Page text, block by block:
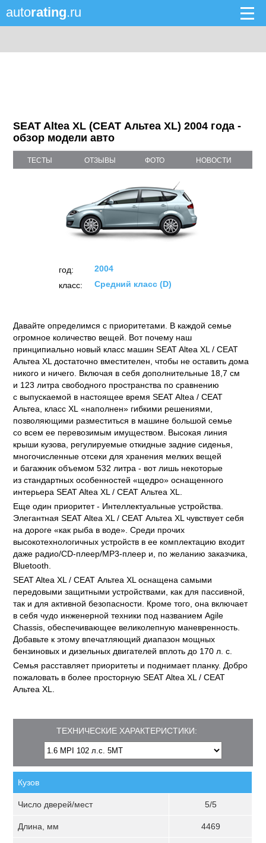
autorating.ru
SEAT Altea XL (СЕАТ Альтеа XL) 2004 года -
обзор модели авто
ТЕСТЫ ОТЗЫВЫ ФОТО НОВОСТИ
год:
2004
класс:
Средний класс (D)
Давайте определимся с приоритетами. В каждой семье
огромное количество вещей. Вот почему наш
принципиально новый класс машин SEAT Altea XL / СЕАТ
Альтеа XL достаточно вместителен, чтобы не оставить дома
никого и ничего. Включая в себя дополнительные 18,7 см
и 123 литра свободного пространства по сравнению
с выпускаемой в настоящее время SEAT Altea / СЕАТ
Альтеа, класс XL «наполнен» гибкими решениями,
позволяющими разместиться в машине большой семье
со всем ее перевозимым имуществом. Высокая линия
крыши кузова, регулируемые откидные задние сиденья,
многочисленные отсеки для хранения мелких вещей
и багажник объемом 532 литра - вот лишь некоторые
из стандартных особенностей «щедро» оснащенного
интерьера SEAT Altea XL / СЕАТ Альтеа XL.
Еще один приоритет - Интеллектуальные устройства.
Элегантная SEAT Altea XL / СЕАТ Альтеа XL чувствует себя
на дороге «как рыба в воде». Среди прочих
высокотехнологичных устройств в ее комплектацию входит
даже радио/CD-плеер/MP3-плеер и, по желанию заказчика,
Bluetooth.
SEAT Altea XL / СЕАТ Альтеа XL оснащена самыми
передовыми защитными устройствами, как для пассивной,
так и для активной безопасности. Кроме того, она включает
в себя чудо инженерной техники под названием Agile
Chassis, обеспечивающее великолепную маневренность.
Добавьте к этому впечатляющий диапазон мощных
бензиновых и дизельных двигателей вплоть до 170 л. с.
Семья расставляет приоритеты и поднимает планку. Добро
пожаловать в более просторную SEAT Altea XL / СЕАТ
Альтеа XL.
ТЕХНИЧЕСКИЕ ХАРАКТЕРИСТИКИ:
Кузов
Число дверей/мест 5/5
Длина, мм 4469